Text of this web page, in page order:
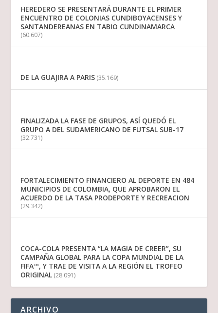
HEREDERO SE PRESENTARÁ DURANTE EL PRIMER
ENCUENTRO DE COLONIAS CUNDIBOYACENSES Y
SANTANDEREANAS EN TABIO CUNDINAMARCA
(60.607)
DE LA GUAJIRA A PARIS (35.169)
FINALIZADA LA FASE DE GRUPOS, ASÍ QUEDÓ EL
GRUPO A DEL SUDAMERICANO DE FUTSAL SUB-17
(32.731)
FORTALECIMIENTO FINANCIERO AL DEPORTE EN 484
MUNICIPIOS DE COLOMBIA, QUE APROBARON EL
ACUERDO DE LA TASA PRODEPORTE Y RECREACION
(29.342)
COCA-COLA PRESENTA “LA MAGIA DE CREER”, SU
CAMPAÑA GLOBAL PARA LA COPA MUNDIAL DE LA
FIFA™, Y TRAE DE VISITA A LA REGIÓN EL TROFEO
ORIGINAL (28.091)
ARCHIVO